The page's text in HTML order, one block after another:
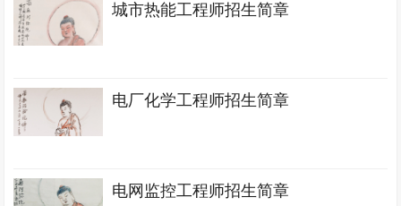
城市热能工程师招生简章
电厂化学工程师招生简章
电网监控工程师招生简章